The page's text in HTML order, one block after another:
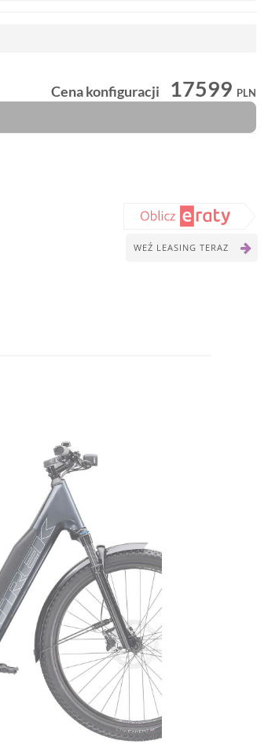
Cena konfiguracji 17599 PLN
WEŹ LEASING TERAZ